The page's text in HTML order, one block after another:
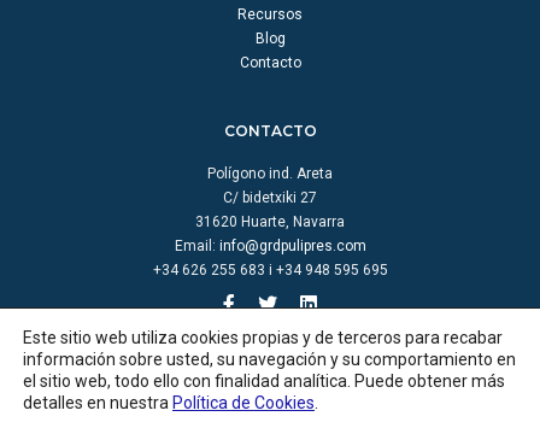
Recursos
Blog
Contacto
CONTACTO
Polígono ind. Areta
C/ bidetxiki 27
31620 Huarte, Navarra
Email: info@grdpulipres.com
+34 626 255 683 i +34 948 595 695
© GRD pulipres |Aviso legal|Política de cookies
Este sitio web utiliza cookies propias y de terceros para recabar
información sobre usted, su navegación y su comportamiento en
el sitio web, todo ello con finalidad analítica. Puede obtener más
detalles en nuestra Política de Cookies